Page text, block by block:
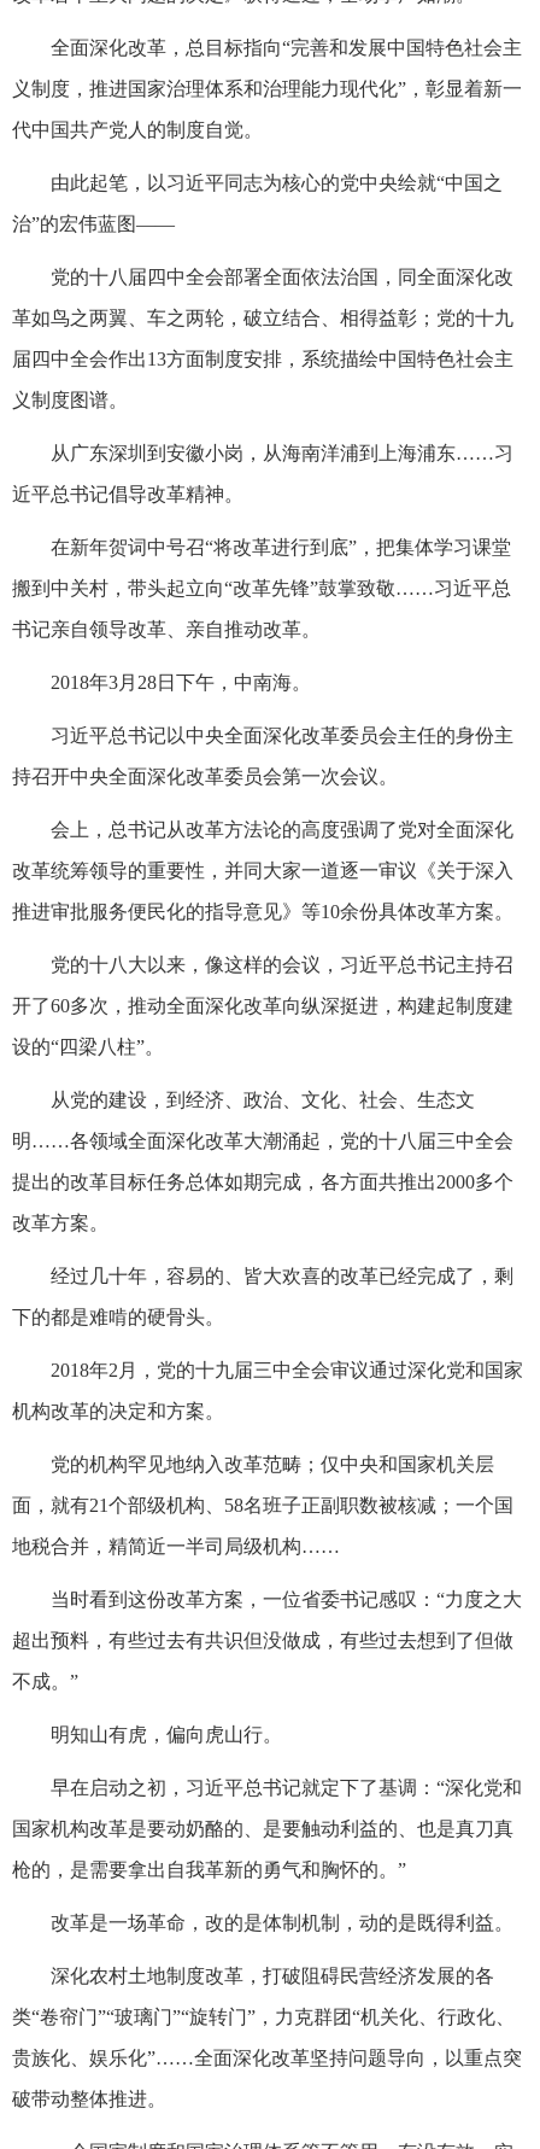
全面深化改革，总目标指向“完善和发展中国特色社会主
义制度，推进国家治理体系和治理能力现代化”，彰显着新一
代中国共产党人的制度自觉。
由此起笔，以习近平同志为核心的党中央绘就“中国之
治”的宏伟蓝图——
党的十八届四中全会部署全面依法治国，同全面深化改
革如鸟之两翼、车之两轮，破立结合、相得益彰；党的十九
届四中全会作出13方面制度安排，系统描绘中国特色社会主
义制度图谱。
从广东深圳到安徽小岗，从海南洋浦到上海浦东……习
近平总书记倡导改革精神。
在新年贺词中号召“将改革进行到底”，把集体学习课堂
搬到中关村，带头起立向“改革先锋”鼓掌致敬……习近平总
书记亲自领导改革、亲自推动改革。
2018年3月28日下午，中南海。
习近平总书记以中央全面深化改革委员会主任的身份主
持召开中央全面深化改革委员会第一次会议。
会上，总书记从改革方法论的高度强调了党对全面深化
改革统筹领导的重要性，并同大家一道逐一审议《关于深入
推进审批服务便民化的指导意见》等10余份具体改革方案。
党的十八大以来，像这样的会议，习近平总书记主持召
开了60多次，推动全面深化改革向纵深挺进，构建起制度建
设的“四梁八柱”。
从党的建设，到经济、政治、文化、社会、生态文
明……各领域全面深化改革大潮涌起，党的十八届三中全会
提出的改革目标任务总体如期完成，各方面共推出2000多个
改革方案。
经过几十年，容易的、皆大欢喜的改革已经完成了，剩
下的都是难啃的硬骨头。
2018年2月，党的十九届三中全会审议通过深化党和国家
机构改革的决定和方案。
党的机构罕见地纳入改革范畴；仅中央和国家机关层
面，就有21个部级机构、58名班子正副职数被核减；一个国
地税合并，精简近一半司局级机构……
当时看到这份改革方案，一位省委书记感叹：“力度之大
超出预料，有些过去有共识但没做成，有些过去想到了但做
不成。”
明知山有虎，偏向虎山行。
早在启动之初，习近平总书记就定下了基调：“深化党和
国家机构改革是要动奶酪的、是要触动利益的、也是真刀真
枪的，是需要拿出自我革新的勇气和胸怀的。”
改革是一场革命，改的是体制机制，动的是既得利益。
深化农村土地制度改革，打破阻碍民营经济发展的各
类“卷帘门”“玻璃门”“旋转门”，力克群团“机关化、行政化、
贵族化、娱乐化”……全面深化改革坚持问题导向，以重点突
破带动整体推进。